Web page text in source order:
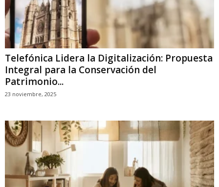
Telefónica Lidera la Digitalización: Propuesta
Integral para la Conservación del
Patrimonio...
23 noviembre, 2025